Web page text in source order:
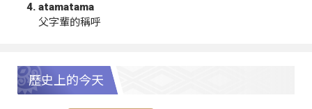
atamatama
父字輩的稱呼
歷史上的今天